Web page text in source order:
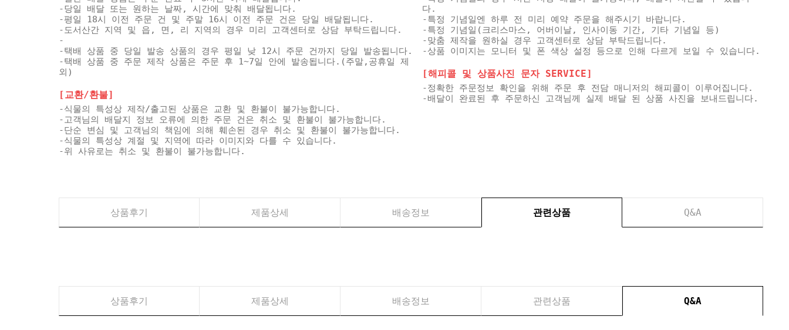
-당일 배달 또는 원하는 날짜, 시간에 맞춰 배달됩니다.
-평일 18시 이전 주문 건 및 주말 16시 이전 주문 건은 당일 배달됩니다.
-도서산간 지역 및 읍, 면, 리 지역의 경우 미리 고객센터로 상담 부탁드립니다.
-
-택배 상품 중 당일 발송 상품의 경우 평일 낮 12시 주문 건까지 당일 발송됩니다.
-택배 상품 중 주문 제작 상품은 주문 후 1~7일 안에 발송됩니다.(주말,공휴일 제
외)
[교환/환불]
-식물의 특성상 제작/출고된 상품은 교환 및 환불이 불가능합니다.
-고객님의 배달지 정보 오류에 의한 주문 건은 취소 및 환불이 불가능합니다.
-단순 변심 및 고객님의 책임에 의해 훼손된 경우 취소 및 환불이 불가능합니다.
-식물의 특성상 계절 및 지역에 따라 이미지와 다를 수 있습니다.
-위 사유로는 취소 및 환불이 불가능합니다.
다.
-특정 기념일엔 하루 전 미리 예약 주문을 해주시기 바랍니다.
-특정 기념일(크리스마스, 어버이날, 인사이동 기간, 기타 기념일 등)
-맞춤 제작을 원하실 경우 고객센터로 상담 부탁드립니다.
-상품 이미지는 모니터 및 폰 색상 설정 등으로 인해 다르게 보일 수 있습니다.
[해피콜 및 상품사진 문자 SERVICE]
-정확한 주문정보 확인을 위해 주문 후 전담 매니저의 해피콜이 이루어집니다.
-배달이 완료된 후 주문하신 고객님께 실제 배달 된 상품 사진을 보내드립니다.
상품후기 제품상세 배송정보 관련상품 Q&A
상품후기 제품상세 배송정보 관련상품 Q&A